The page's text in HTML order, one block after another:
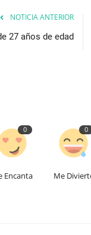
NOTICIA ANTERIOR
27 años de edad
0
Encanta
0
Me